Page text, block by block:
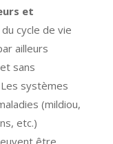
et
cycle de vie
ailleurs
sans
systèmes
(mildiou,
etc.)
être